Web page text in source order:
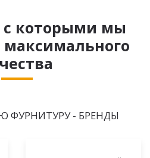
которыми мы
ФУРНИТУРУ - БРЕНДЫ